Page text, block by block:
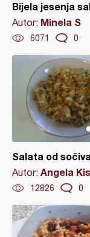
Bijela jesenja
Autor: Minela S
6071 0
Salata od
Autor: Angela Kis
12826 0